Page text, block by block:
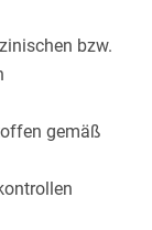
bzw.
gemäß